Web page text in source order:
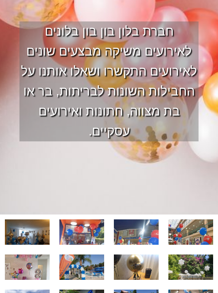
חברת בלון בון בון בלונים
לאירועים משיקה מבצעים שונים
לאירועים התקשרו ושאלו אותנו על
החבילות השונות לבריתות, בר או
בת מצווה, חתונות ואירועים
עסקיים.